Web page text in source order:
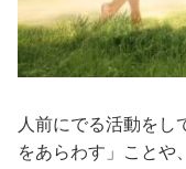
人前にでる活動をし
をあらわす」ことや